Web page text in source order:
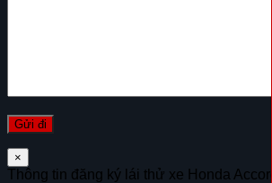
×
Thông tin đăng ký lái thử xe Honda Accord